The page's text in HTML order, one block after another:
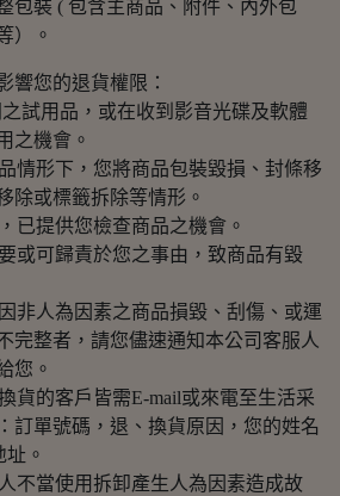
包裝 ( 包含主商品、附件、內外包
）。
響您的退貨權限：
試用品，或在收到影音光碟及軟體
之機會。
情形下，您將商品包裝毀損、封條移
除或標籤拆除等情形。
已提供您檢查商品之機會。
或可歸責於您之事由，致商品有毀
非人為因素之商品損毀、刮傷、或運
完整者，請您儘速通知本公司客服人
您。
貨的客戶皆需E-mail或來電至生活采
訂單號碼，退、換貨原因，您的姓名
。
不當使用拆卸產生人為因素造成故